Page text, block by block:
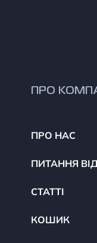
ПРО
ПРО НАС
ПИТАННЯ
СТАТТІ
КОШИК